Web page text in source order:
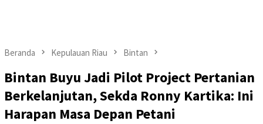
Beranda Kepulauan Riau Bintan
Bintan Buyu Jadi Pilot Project Pertanian
Berkelanjutan, Sekda Ronny Kartika: Ini
Harapan Masa Depan Petani